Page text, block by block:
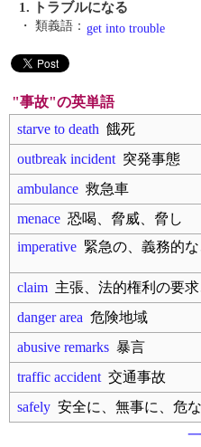
1. トラブルになる
・ 類義語： get into trouble
"事故"の英単語
starve to death 餓死
outbreak incident 突発事態
ambulance 救急車
menace 恐喝、脅威、脅し
imperative 緊急の、義務的
claim 主張、法的権利の要
danger area 危険地域
abusive remarks 暴言
traffic accident 交通事故
safely 安全に、無事に、危な